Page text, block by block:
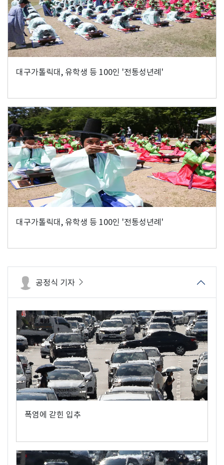
대구가톨릭대, 유학생 등 100인 '전통성년례'
대구가톨릭대, 유학생 등 100인 '전통성년례'
공정식 기자
폭염에 갇힌 입추